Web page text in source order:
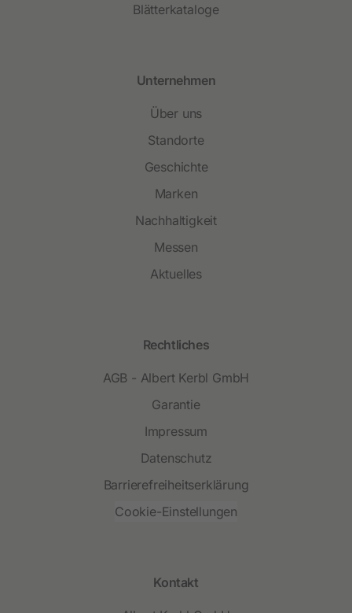
Blätterkataloge
Unternehmen
Über uns
Standorte
Geschichte
Marken
Nachhaltigkeit
Messen
Aktuelles
Rechtliches
AGB - Albert Kerbl GmbH
Garantie
Impressum
Datenschutz
Barrierefreiheitserklärung
Cookie-Einstellungen
Kontakt